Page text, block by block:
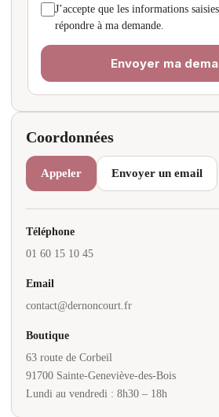
J’accepte que les informations
répondre à ma demande.
Coordonnées
Appeler Envoyer un email
Téléphone
01 60 15 10 45
Email
contact@dernoncourt.fr
Boutique
63 route de Corbeil
91700 Sainte-Geneviève-des-Bois
Lundi au vendredi : 8h30 – 18h